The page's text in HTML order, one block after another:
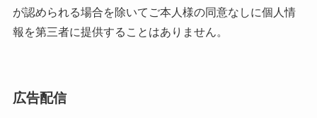
が認められる場合を除いてご本人様の同意なしに個人情
報を第三者に提供することはありません。
広告配信